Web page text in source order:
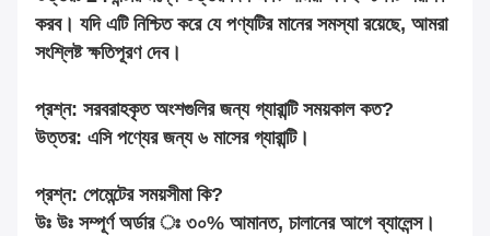
করব। যদি এটি নিশ্চিত করে যে পণ্যটির মানের সমস্যা রয়েছে, আমরা
সংশ্লিষ্ট ক্ষতিপূরণ দেব।
প্রশ্ন: সরবরাহকৃত অংশগুলির জন্য গ্যারান্টি সময়কাল কত?
উত্তর: এসি পণ্যের জন্য ৬ মাসের গ্যারান্টি।
প্রশ্ন: পেমেন্টের সময়সীমা কি?
উঃ উঃ সম্পূর্ণ অর্ডার ঃ ৩০% আমানত, চালানের আগে ব্যালেন্স।